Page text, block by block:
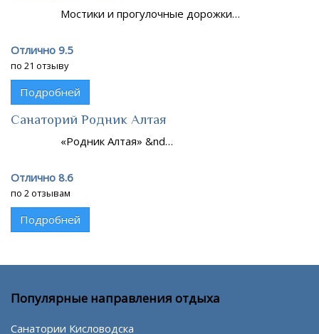
Мостики и прогулочные дорожки…
Отлично 9.5
по 21 отзыву
Подробней
Санаторий Родник Алтая
«Родник Алтая» &nd…
Отлично 8.6
по 2 отзывам
Подробней
Популярные направления отдыха
Санатории Кисловодска